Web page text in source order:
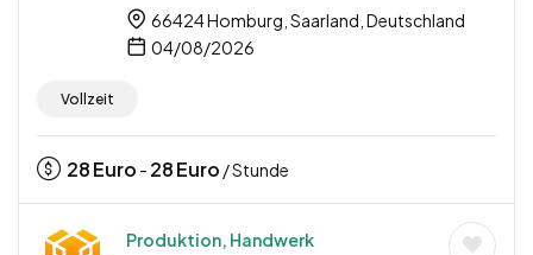
66424 Homburg, Saarland, Deutschland
04/08/2026
Vollzeit
28Euro - 28Euro / Stunde
Produktion, Handwerk